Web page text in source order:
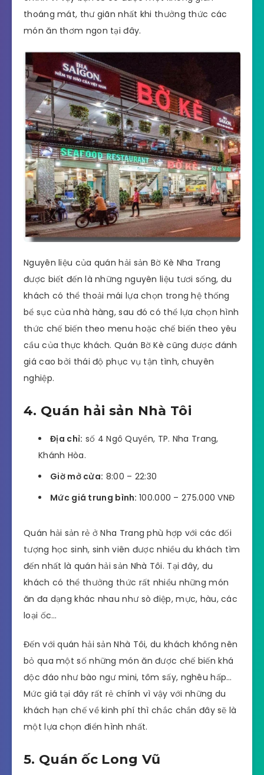
thoáng mát, thư giãn nhất khi thưởng thức các
món ăn thơm ngon tại đây.
Nguyên liệu của quán hải sản Bờ Kè Nha Trang
được biết đến là những nguyên liệu tươi sống, du
khách có thể thoải mái lựa chọn trong hệ thống
bể sục của nhà hàng, sau đó có thể lựa chọn hình
thức chế biến theo menu hoặc chế biến theo yêu
cầu của thực khách. Quán Bờ Kè cũng được đánh
giá cao bởi thái độ phục vụ tận tình, chuyên
nghiệp.
4. Quán hải sản Nhà Tôi
Địa chỉ: số 4 Ngô Quyền, TP. Nha Trang,
Khánh Hòa.
Giờ mở cửa: 8:00 – 22:30
Mức giá trung bình: 100.000 – 275.000 VNĐ
Quán hải sản rẻ ở Nha Trang phù hợp với các đối
tượng học sinh, sinh viên được nhiều du khách tìm
đến nhất là quán hải sản Nhà Tôi. Tại đây, du
khách có thể thưởng thức rất nhiều những món
ăn đa dạng khác nhau như sò điệp, mực, hàu, các
loại ốc…
Đến với quán hải sản Nhà Tôi, du khách không nên
bỏ qua một số những món ăn được chế biến khá
độc đáo như bào ngư mini, tôm sấy, nghêu hấp…
Mức giá tại đây rất rẻ chính vì vậy với những du
khách hạn chế về kinh phí thì chắc chắn đây sẽ là
một lựa chọn điển hình nhất.
5. Quán ốc Long Vũ